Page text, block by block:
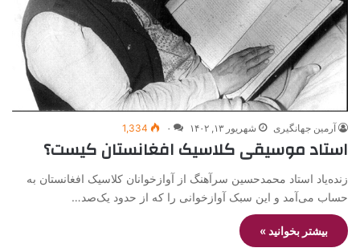
آرمین جهانگیری شهریور ۱۳, ۱۴۰۲ ۰ 1,334
استاد موسیقی کلاسیک افغانستان کیست؟
زنده‌یاد استاد محمدحسین سرآهنگ از آوازخوانان کلاسیک افغانستان به
حساب می‌آمد و این سبک آوازخوانی را که از حدود یک‌صد…
بیشتر بخوانید »